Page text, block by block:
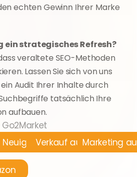
echten Gewinn Ihrer Marke
ein strategisches Refresh?
veraltete SEO-Methoden
Lassen Sie sich von uns
Audit Ihrer Inhalte durch
tatsächlich Ihre
aufbauen.
Go2Market
NeuigkeitenVerkauf auf Amazon
Marketing